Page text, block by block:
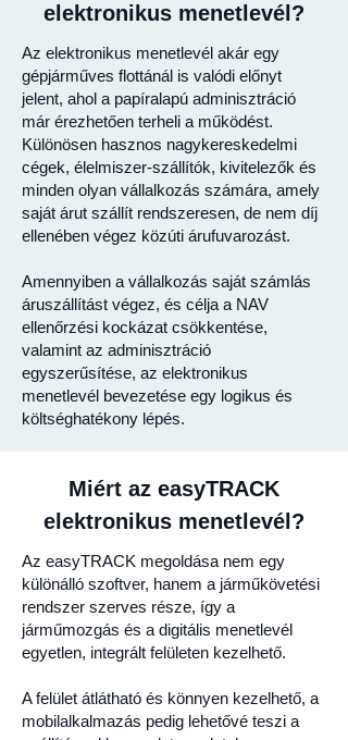
elektronikus menetlevél?
Az elektronikus menetlevél akár egy
gépjárműves flottánál is valódi előnyt
jelent, ahol a papíralapú adminisztráció
már érezhetően terheli a működést.
Különösen hasznos nagykereskedelmi
cégek, élelmiszer-szállítók, kivitelezők és
minden olyan vállalkozás számára, amely
saját árut szállít rendszeresen, de nem díj
ellenében végez közúti árufuvarozást.
Amennyiben a vállalkozás saját számlás
áruszállítást végez, és célja a NAV
ellenőrzési kockázat csökkentése,
valamint az adminisztráció
egyszerűsítése, az elektronikus
menetlevél bevezetése egy logikus és
költséghatékony lépés.
Miért az easyTRACK
elektronikus menetlevél?
Az easyTRACK megoldása nem egy
különálló szoftver, hanem a járműkövetési
rendszer szerves része, így a
járműmozgás és a digitális menetlevél
egyetlen, integrált felületen kezelhető.
A felület átlátható és könnyen kezelhető, a
mobilalkalmazás pedig lehetővé teszi a